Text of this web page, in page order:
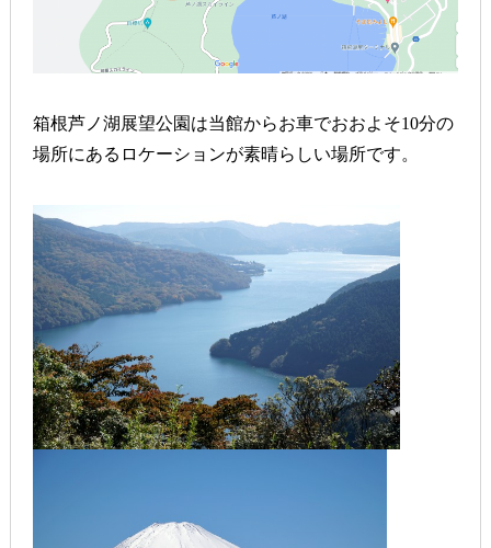
箱根芦ノ湖展望公園は当館からお車でおおよそ10分の
場所にあるロケーションが素晴らしい場所です。